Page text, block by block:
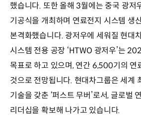
했습니다. 또한 올해 3월에는 중국 광저
기공식을 개최하며 연료전지 시스템 생
본격화했습니다. 광저우에 세워질 현대
시스템 전용 공장 ‘HTWO 광저우’는
목표로 하고 있으며, 연간 6,500기의 연
것으로 전망됩니다. 현대차그룹은 세계
기술을 갖춘 ‘퍼스트 무버’로서, 글로벌
리더십을 확보해 나가고 있습니다.